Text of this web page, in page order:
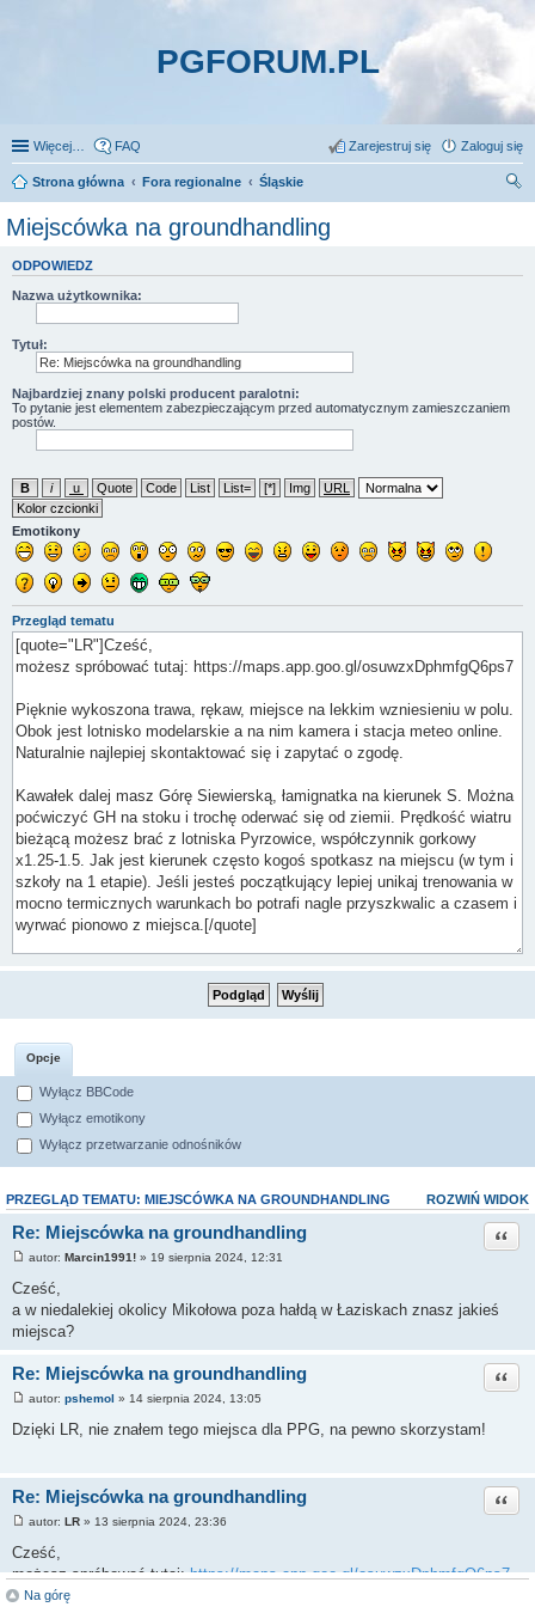
PGFORUM.PL
Więcej… FAQ Zaloguj się
Zarejestruj się
Strona główna Fora regionalne
Śląskie
Miejscówka na groundhandling
ODPOWIEDZ
Nazwa użytkownika:
Tytuł:
Najbardziej znany polski producent paralotni:
To pytanie jest elementem zabezpieczającym przed automatycznym zamieszczaniem
postów.
Emotikony
Przegląd tematu
Opcje
Wyłącz BBCode
Wyłącz emotikony
Wyłącz przetwarzanie odnośników
ROZWIŃ WIDOK
PRZEGLĄD TEMATU: MIEJSCÓWKA NA GROUNDHANDLING
Re: Miejscówka na groundhandling Cytuj
s
t
autor: Marcin1991! » 19 sierpnia 2024, 12:31
Cześć,
a w niedalekiej okolicy Mikołowa poza hałdą w Łaziskach znasz jakieś
miejsca?
Re: Miejscówka na groundhandling Cytuj
o
s
autor: pshemol » 14 sierpnia 2024, 13:05
Dzięki LR, nie znałem tego miejsca dla PPG, na pewno skorzystam!
Re: Miejscówka na groundhandling Cytuj
s
t
autor: LR » 13 sierpnia 2024, 23:36
Cześć,
możesz spróbować tutaj:https://maps.app.goo.gl/osuwzxDphmfgQ6ps7
Na górę